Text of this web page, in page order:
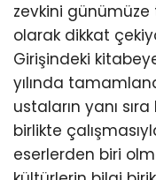
zevkini günümüze
olarak dikkat
Girişindeki
yılında
ustaların yanı
birlikte
eserlerden biri